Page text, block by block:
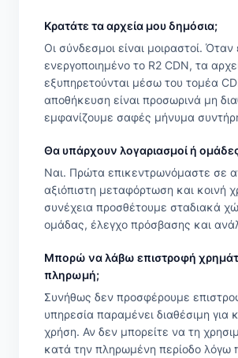
Κρατάτε τα αρχεία μου δημόσια;
Οι σύνδεσμοι είναι μοιραστοί. Όταν
ενεργοποιημένο το R2 CDN, τα
εξυπηρετούνται μέσω του τομέα
αποθήκευση είναι προσωρινά μη
εμφανίζουμε σαφές μήνυμα
Θα υπάρχουν λογαριασμοί ή
Ναι. Πρώτα επικεντρωνόμαστε σε
αξιόπιστη μεταφόρτωση και κοινή
συνέχεια προσθέτουμε σταδιακά
ομάδας, έλεγχο πρόσβασης και
Μπορώ να λάβω επιστροφή
πληρωμή;
Συνήθως δεν προσφέρουμε
υπηρεσία παραμένει διαθέσιμη για
χρήση. Αν δεν μπορείτε να τη
κατά την πληρωμένη περίοδο λόγω